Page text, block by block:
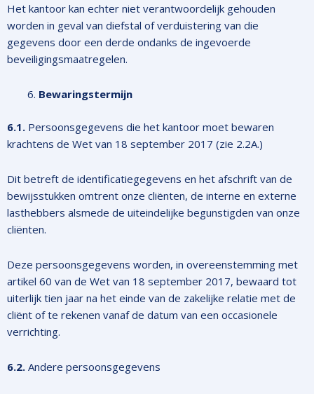
Het kantoor kan echter niet verantwoordelijk gehouden
worden in geval van diefstal of verduistering van die
gegevens door een derde ondanks de ingevoerde
beveiligingsmaatregelen.
Bewaringstermijn
6.1. Persoonsgegevens die het kantoor moet bewaren
krachtens de Wet van 18 september 2017 (zie 2.2A.)
Dit betreft de identificatiegegevens en het afschrift van de
bewijsstukken omtrent onze cliënten, de interne en externe
lasthebbers alsmede de uiteindelijke begunstigden van onze
cliënten.
Deze persoonsgegevens worden, in overeenstemming met
artikel 60 van de Wet van 18 september 2017, bewaard tot
uiterlijk tien jaar na het einde van de zakelijke relatie met de
cliënt of te rekenen vanaf de datum van een occasionele
verrichting.
6.2. Andere persoonsgegevens